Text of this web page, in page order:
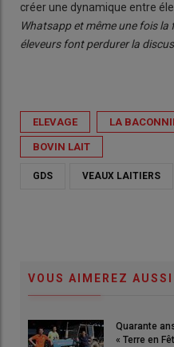
créer une dynamique entre
Whatsapp et même une fois
éleveurs font perdurer la
ELEVAGE LA
BOVIN LAIT
GDS VEAUX LAITIERS
VOUS AIMEREZ AUSSI
Quarante
« Terre en